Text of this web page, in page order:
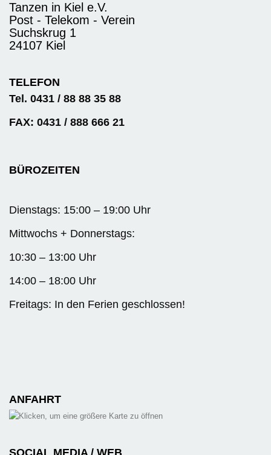
Tanzen in Kiel e.V.
Post - Telekom - Verein
Suchskrug 1
24107 Kiel
TELEFON
Tel. 0431 / 88 88 35 88
FAX: 0431 / 888 666 21
BÜROZEITEN
Dienstags: 15:00 – 19:00 Uhr
Mittwochs + Donnerstags:
10:30 – 13:00 Uhr
14:00 – 18:00 Uhr
Freitags: In den Ferien geschlossen!
ANFAHRT